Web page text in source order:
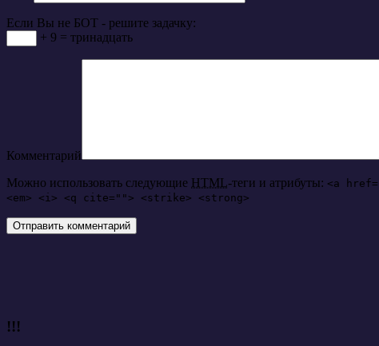
Если Вы не БОТ - решите задачку:
+ 9 = тринадцать
Комментарий
Можно использовать следующие HTML-теги и атрибуты: <a
<em> <i> <q cite=""> <strike> <strong>
!!!